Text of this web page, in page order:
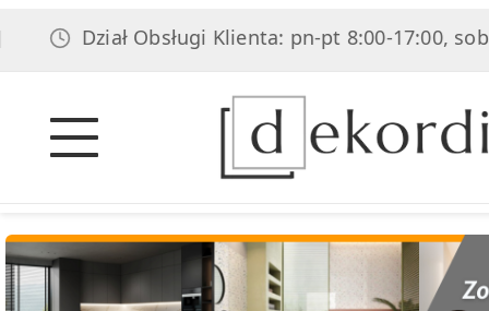
Obsługi Klienta: pn-pt 8:00-17:00, sob 8:00-